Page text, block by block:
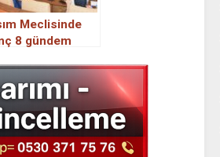
Meclisinde
8 gündem